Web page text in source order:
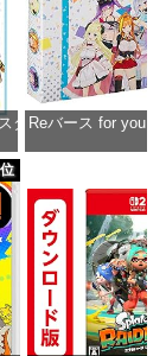
ダクション ver.ホロ
ターパック ホロライ
Reバース for you